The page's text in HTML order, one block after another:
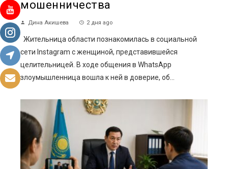
мошенничества
Дина Акишева 2 дня ago
Жительница области познакомилась в социальной
сети Instagram с женщиной, представившейся
целительницей. В ходе общения в WhatsApp
злоумышленница вошла к ней в доверие, об...